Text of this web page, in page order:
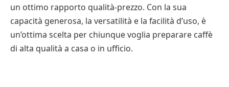
un ottimo rapporto qualità-prezzo. Con la sua
capacità generosa, la versatilità e la facilità d’uso, è
un’ottima scelta per chiunque voglia preparare caffè
di alta qualità a casa o in ufficio.